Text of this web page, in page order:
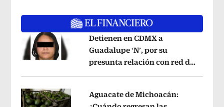
Opens in new window
Detienen en CDMX a
Guadalupe ‘N’, por su
presunta relación con red de
Aguacate de Michoacán: